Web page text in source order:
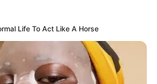
Life To Act Like A Horse